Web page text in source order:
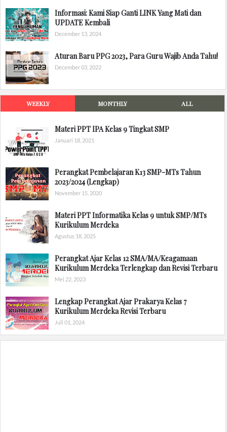
Informasi: Kami Siap Ganti LINK Yang Mati dan
UPDATE Kembali
December 13, 2024
Aturan Baru PPG 2023, Para Guru Wajib Anda Tahu!
December 03, 2022
WEEKLY MONTHLY ALL
Materi PPT IPA Kelas 9 Tingkat SMP
Januari 18, 2021
Perangkat Pembelajaran K13 SMP-MTs Tahun
2023/2024 (Lengkap)
November 15, 2020
Materi PPT Informatika Kelas 9 untuk SMP/MTs
Kurikulum Merdeka
Agustus 18, 2025
Perangkat Ajar Kelas 12 SMA/MA/Keagamaan
Kurikulum Merdeka Terlengkap dan Revisi Terbaru
Mei 22, 2023
Lengkap Perangkat Ajar Prakarya Kelas 7
Kurikulum Merdeka Revisi Terbaru
Juli 01, 2024